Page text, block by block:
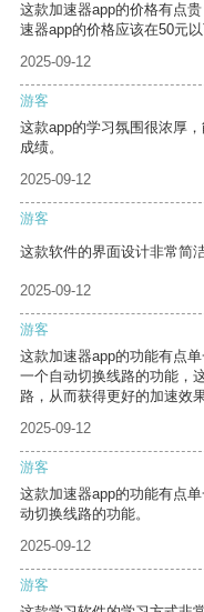
这款加速器app的价格有点
速器app的价格应该在50元以
2025-09-12
游客
这款app的学习氛围很浓厚
成绩。
2025-09-12
游客
这款软件的界面设计非常简
2025-09-12
游客
这款加速器app的功能有点
一个自动切换线路的功能，
路，从而获得更好的加速效果
2025-09-12
游客
这款加速器app的功能有点
动切换线路的功能。
2025-09-12
游客